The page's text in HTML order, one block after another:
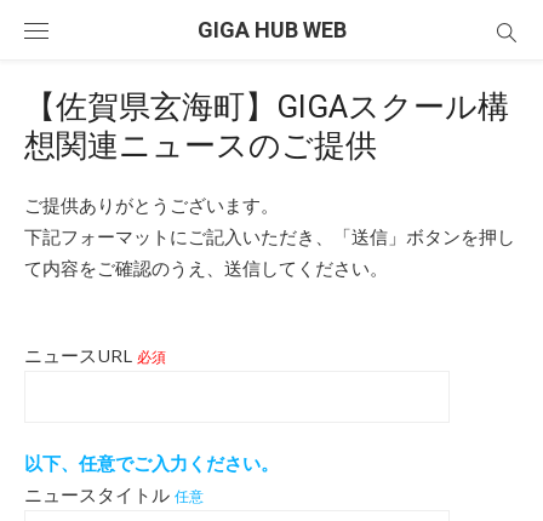
GIGA HUB WEB
【佐賀県玄海町】GIGAスクール構
想関連ニュースのご提供
ご提供ありがとうございます。
下記フォーマットにご記入いただき、「送信」ボタンを押し
て内容をご確認のうえ、送信してください。
ニュースURL 必須
以下、任意でご入力ください。
ニュースタイトル 任意